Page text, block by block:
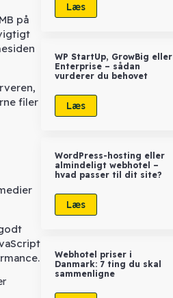
på
filer
Læs
WP StartUp, GrowBig eller
Enterprise – sådan
vurderer du behovet
Læs
WordPress-hosting eller
almindeligt webhotel –
hvad passer til dit site?
Læs
Webhotel priser i
Danmark: 7 ting du skal
sammenligne